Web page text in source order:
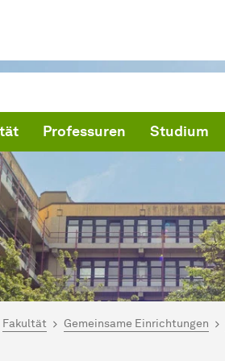
Professuren Studium
hier:
Fakultät Gemeinsame Einrichtungen